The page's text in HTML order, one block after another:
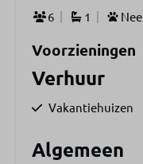
6 1 Nee
Voorzieningen
Verhuur
Vakantiehuizen
Algemeen